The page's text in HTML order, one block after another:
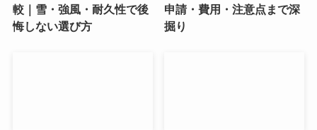
較｜雪・強風・耐久性で後
悔しない選び方
申請・費用・注意点まで深
掘り